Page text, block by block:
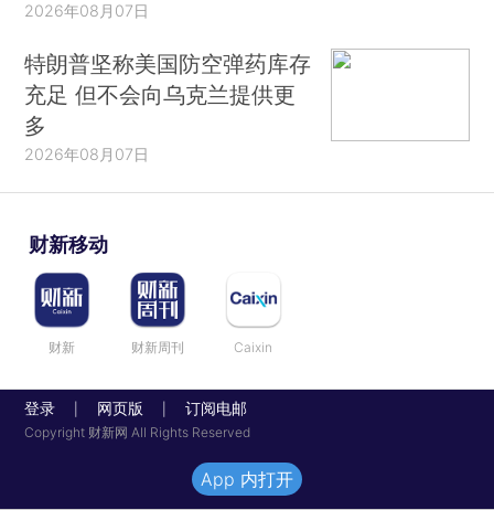
2026年08月07日
特朗普坚称美国防空弹药库存
充足 但不会向乌克兰提供更
多
2026年08月07日
财新移动
财新 财新周刊 Caixin
登录 网页版 订阅电邮
Copyright 财新网 All Rights Reserved
App 内打开